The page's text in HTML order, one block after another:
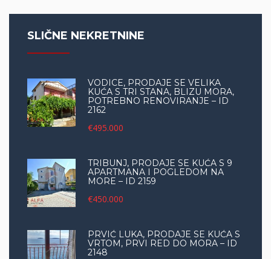
SLIČNE NEKRETNINE
VODICE, PRODAJE SE VELIKA
KUĆA S TRI STANA, BLIZU MORA,
POTREBNO RENOVIRANJE – ID
2162
€495.000
TRIBUNJ, PRODAJE SE KUĆA S 9
APARTMANA I POGLEDOM NA
MORE – ID 2159
€450.000
PRVIĆ LUKA, PRODAJE SE KUĆA S
VRTOM, PRVI RED DO MORA – ID
2148